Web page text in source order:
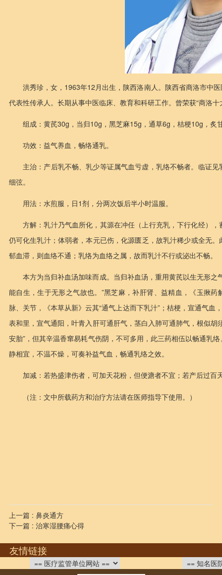
洪秀珍，女，1963年12月出生，陕西洛南人。陕西省商洛市中
代表性传承人。长期从事中医临床、教育和科研工作。曾荣获“商洛十
组成：黄芪30g，当归10g，黑芝麻15g，通草6g，桔梗10g，炙
功效：益气养血，畅络通乳。
主治：产后乳不畅、乳少等证属气血亏虚，乳络不畅者。临证
细弦。
用法：水煎服，日1剂，分两次饭后半小时温服。
方解：乳汁乃气血所化，其源在冲任（上行充乳，下行化经）
仍可化生乳汁；体弱者，本元已伤，化源匮乏，故乳汁稀少或全无
郁血滞，则血络不通；乳络为血络之属，故而乳汁不行或泌出不畅。
本方为当归补血汤加味而成。当归补血汤，重用黄芪以生无形
能自生，生于无形之气故也。”黑芝麻，补肝肾、益精血，《玉揪
脉、关节，《本草从新》云其“通气上达而下乳汁”；桔梗，宣通气
表和里，宣气通阳，叶青入肝可通肝气，茎白入肺可通肺气，根似
安胎”，但其辛温香窜易耗气伤阴，不可多用，此三药相伍以畅通乳
静相宜，不温不燥，可奏补益气血，畅通乳络之效。
加减：若热盛津伤者，可加天花粉，但便溏者不宜；若产后过百
（注：文中所载药方和治疗方法请在医师指导下使用。）
上一篇 : 鼻炎通方
下一篇 : 治寒湿腰痛心得
友情链接